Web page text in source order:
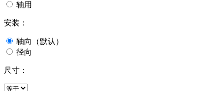
轴用
安装：
轴向（默认）
径向
尺寸：